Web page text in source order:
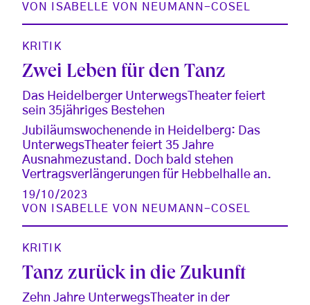
VON
ISABELLE VON NEUMANN-COSEL
KRITIK
Zwei Leben für den Tanz
Das Heidelberger UnterwegsTheater feiert
sein 35jähriges Bestehen
Jubiläumswochenende in Heidelberg: Das
UnterwegsTheater feiert 35 Jahre
Ausnahmezustand. Doch bald stehen
Vertragsverlängerungen für Hebbelhalle an.
19/10/2023
VON
ISABELLE VON NEUMANN-COSEL
KRITIK
Tanz zurück in die Zukunft
Zehn Jahre UnterwegsTheater in der